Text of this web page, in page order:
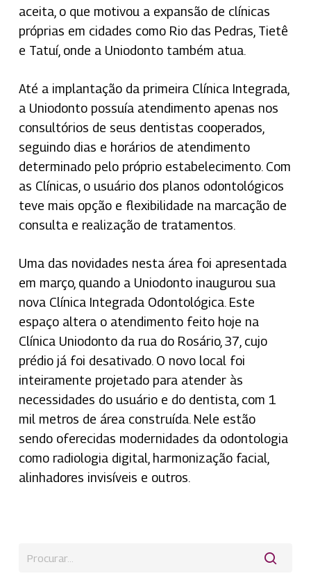
aceita, o que motivou a expansão de clínicas
próprias em cidades como Rio das Pedras, Tietê
e Tatuí, onde a Uniodonto também atua.
Até a implantação da primeira Clínica Integrada,
a Uniodonto possuía atendimento apenas nos
consultórios de seus dentistas cooperados,
seguindo dias e horários de atendimento
determinado pelo próprio estabelecimento. Com
as Clínicas, o usuário dos planos odontológicos
teve mais opção e flexibilidade na marcação de
consulta e realização de tratamentos.
Uma das novidades nesta área foi apresentada
em março, quando a Uniodonto inaugurou sua
nova Clínica Integrada Odontológica. Este
espaço altera o atendimento feito hoje na
Clínica Uniodonto da rua do Rosário, 37, cujo
prédio já foi desativado. O novo local foi
inteiramente projetado para atender às
necessidades do usuário e do dentista, com 1
mil metros de área construída. Nele estão
sendo oferecidas modernidades da odontologia
como radiologia digital, harmonização facial,
alinhadores invisíveis e outros.